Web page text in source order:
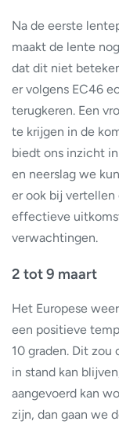
Na de eerste
maakt de lente
dat dit niet
er volgens EC46
terugkeren. Een
te krijgen in de
biedt ons inzicht
en neerslag we
er ook bij
effectieve
verwachtingen.
2 tot 9 maart
Het Europese
een positieve
10 graden. Dit zou
in stand kan
aangevoerd kan
zijn, dan gaan we